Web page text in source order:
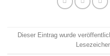
Dieser Eintrag wurde